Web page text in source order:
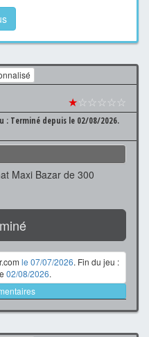
★☆☆☆☆☆
: Terminé depuis le 02/08/2026.
Maxi Bazar de 300
le 07/07/2026. Fin du jeu :
02/08/2026.